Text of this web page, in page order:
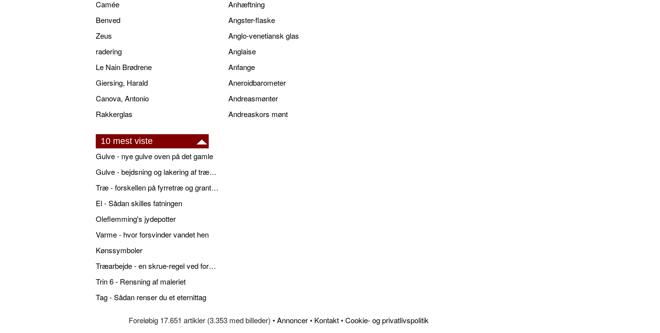
Camée
Benved
Zeus
radering
Le Nain Brødrene
Giersing, Harald
Canova, Antonio
Rakkerglas
Anhæftning
Angster-flaske
Anglo-venetiansk glas
Anglaise
Anfange
Aneroidbarometer
Andreasmønter
Andreaskors mønt
10 mest viste
Gulve - nye gulve oven på det gamle
Gulve - bejdsning og lakering af trægulve
Træ - forskellen på fyrretræ og grantræ
El - Sådan skilles fatningen
Oleflemming's jydepotter
Varme - hvor forsvinder vandet hen
Kønssymboler
Træarbejde - en skrue-regel ved forboring
Trin 6 - Rensning af maleriet
Tag - Sådan renser du et eternittag
Foreløbig 17.651 artikler (3.353 med billeder) •Annoncer• Kontakt•Cookie- og privatlivspolitik